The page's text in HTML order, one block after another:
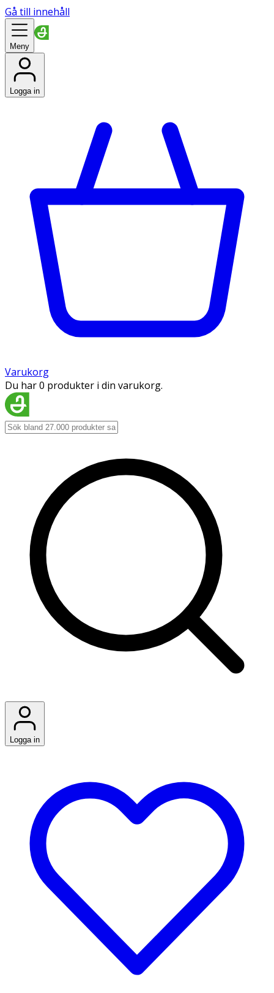
Gå till innehåll
Meny
Logga in
Varukorg
Du har 0 produkter i din varukorg.
Logga in